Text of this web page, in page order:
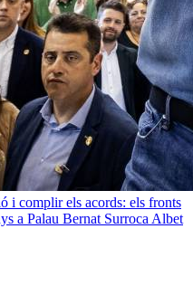
i complir els acords: els fronts
a Palau Bernat Surroca Albet